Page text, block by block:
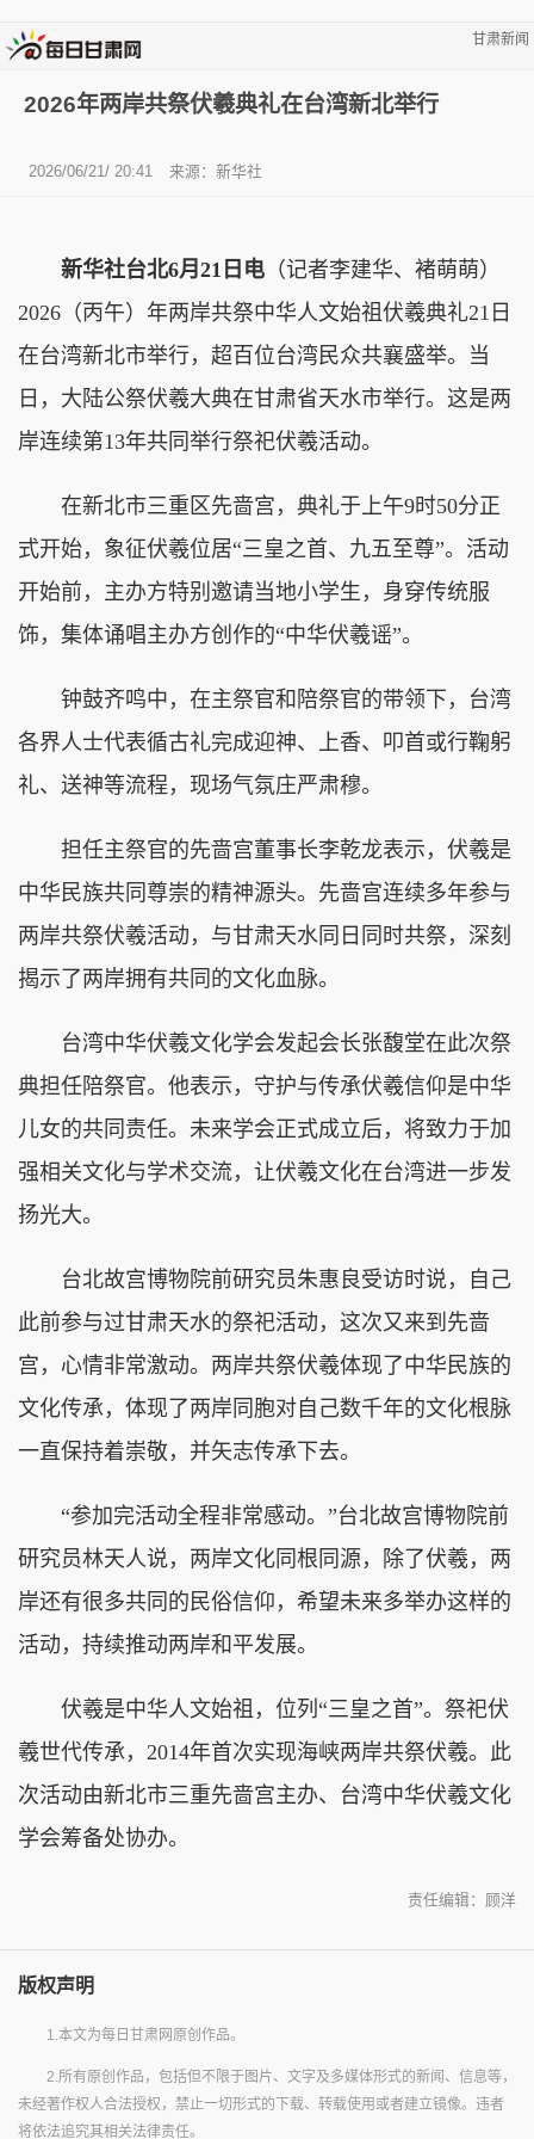
甘肃新闻
2026年两岸共祭伏羲典礼在台湾新北举行
2026/06/21/ 20:41 来源：新华社
新华社台北6月21日电 （记者李建华、褚萌萌）
2026（丙午）年两岸共祭中华人文始祖伏羲典礼21日
在台湾新北市举行，超百位台湾民众共襄盛举。当
日，大陆公祭伏羲大典在甘肃省天水市举行。这是两
岸连续第13年共同举行祭祀伏羲活动。
在新北市三重区先啬宫，典礼于上午9时50分正
式开始，象征伏羲位居“三皇之首、九五至尊”。活动
开始前，主办方特别邀请当地小学生，身穿传统服
饰，集体诵唱主办方创作的“中华伏羲谣”。
钟鼓齐鸣中，在主祭官和陪祭官的带领下，台湾
各界人士代表循古礼完成迎神、上香、叩首或行鞠躬
礼、送神等流程，现场气氛庄严肃穆。
担任主祭官的先啬宫董事长李乾龙表示，伏羲是
中华民族共同尊崇的精神源头。先啬宫连续多年参与
两岸共祭伏羲活动，与甘肃天水同日同时共祭，深刻
揭示了两岸拥有共同的文化血脉。
台湾中华伏羲文化学会发起会长张馥堂在此次祭
典担任陪祭官。他表示，守护与传承伏羲信仰是中华
儿女的共同责任。未来学会正式成立后，将致力于加
强相关文化与学术交流，让伏羲文化在台湾进一步发
扬光大。
台北故宫博物院前研究员朱惠良受访时说，自己
此前参与过甘肃天水的祭祀活动，这次又来到先啬
宫，心情非常激动。两岸共祭伏羲体现了中华民族的
文化传承，体现了两岸同胞对自己数千年的文化根脉
一直保持着崇敬，并矢志传承下去。
“参加完活动全程非常感动。”台北故宫博物院前
研究员林天人说，两岸文化同根同源，除了伏羲，两
岸还有很多共同的民俗信仰，希望未来多举办这样的
活动，持续推动两岸和平发展。
伏羲是中华人文始祖，位列“三皇之首”。祭祀伏
羲世代传承，2014年首次实现海峡两岸共祭伏羲。此
次活动由新北市三重先啬宫主办、台湾中华伏羲文化
学会筹备处协办。
责任编辑：顾洋
版权声明
1.本文为每日甘肃网原创作品。
2.所有原创作品，包括但不限于图片、文字及多媒体形式的新闻、信息等，
未经著作权人合法授权，禁止一切形式的下载、转载使用或者建立镜像。违者
将依法追究其相关法律责任。